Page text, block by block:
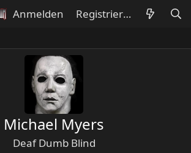
Anmelden Registrieren
Michael Myers
Deaf Dumb Blind